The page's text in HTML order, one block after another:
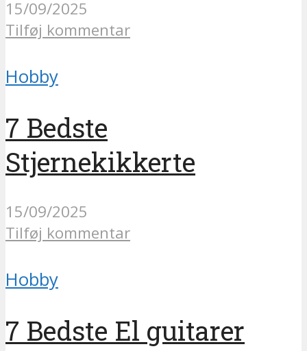
15/09/2025
Tilføj kommentar
Hobby
7 Bedste
Stjernekikkerte
15/09/2025
Tilføj kommentar
Hobby
7 Bedste El guitarer